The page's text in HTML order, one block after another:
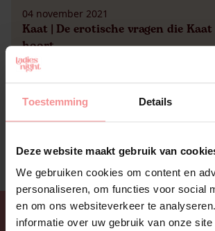
Toestemming Details
Deze website maakt gebruik van
We gebruiken cookies om content en
personaliseren, om functies voor social
en om ons websiteverkeer te
informatie over uw gebruik van onze site
04 november 2021
Kaat | De erotische vragen die
hoort…
Maar eerst: herfst En ook oktober zit
Halleluja, wat vliegt de tijd! Het is
Halloween is geweest en we
te maken voor kerst. Mij hoor je niet
meesten onder ons gevaccineerd